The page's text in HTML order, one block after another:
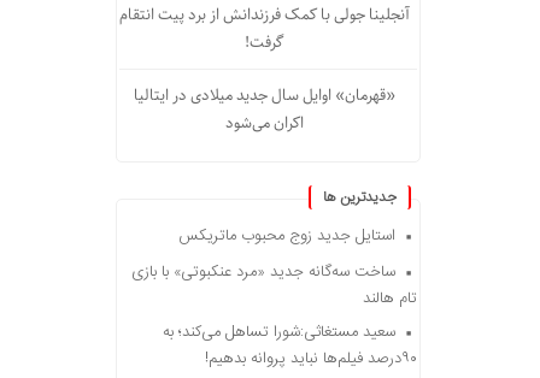
آنجلینا جولی با کمک فرزندانش از برد پیت انتقام
گرفت!
«قهرمان» اوایل سال جدید میلادی در ایتالیا
اکران می‌شود
جديدترين ها
استایل جدید زوج محبوب ماتریکس
ساخت سه‌گانه جدید «مرد عنکبوتی» با بازی
تام هالند
سعید مستغاثی:شورا تساهل می‌کند؛ به
۹۰درصد فیلم‌ها نباید پروانه بدهیم!